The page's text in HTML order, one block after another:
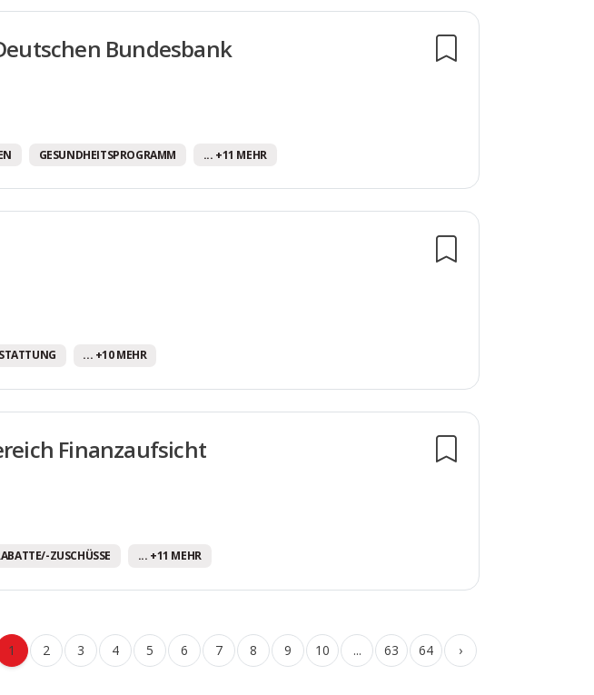
Bundesbank
GESUNDHEITSPROGRAMM ... +11 MEHR
... +10 MEHR
Finanzaufsicht
ZUSCHÜSSE ... +11 MEHR
1 2 3 4 5 6 7 8 9 10 ... 63 64 ›